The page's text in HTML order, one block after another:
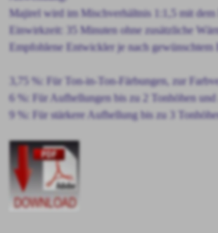
Majirel wird im Mischverhältnis 1:1,5 mit
Einwirkzeit: 35 Minuten ohne zusätzliche
Empfohlene Entwickler je nach gewünschtem
3,75 %: Für Ton-in-Ton-Färbungen, zur
6 %: Für Aufhellungen bis zu 2 Tonhöhen und
9 %: Für stärkere Aufhellung bis zu 3